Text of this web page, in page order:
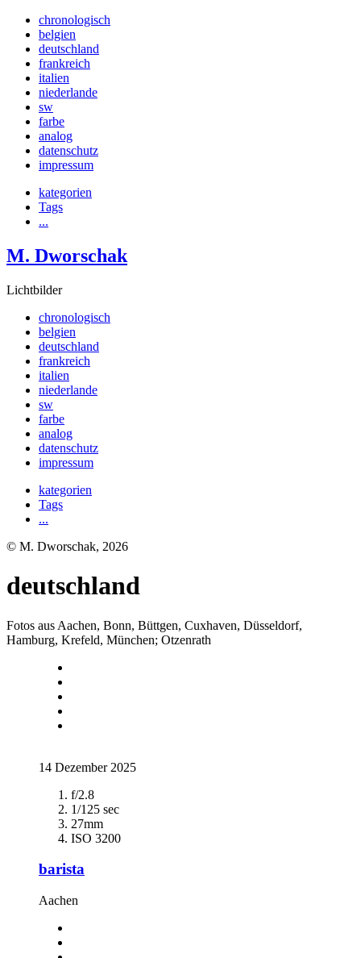
chronologisch
belgien
deutschland
frankreich
italien
niederlande
sw
farbe
analog
datenschutz
impressum
kategorien
Tags
...
M. Dworschak
Lichtbilder
chronologisch
belgien
deutschland
frankreich
italien
niederlande
sw
farbe
analog
datenschutz
impressum
kategorien
Tags
...
© M. Dworschak, 2026
deutschland
Fotos aus Aachen, Bonn, Büttgen, Cuxhaven, Düsseldorf,
Hamburg, Krefeld, München; Otzenrath
14 Dezember 2025
f/2.8
1/125 sec
27mm
ISO 3200
barista
Aachen